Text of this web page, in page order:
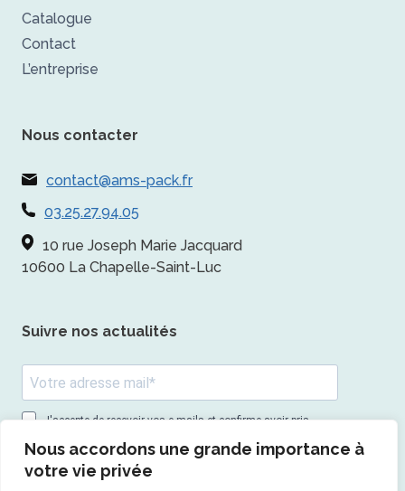
Nous accordons une grande importance à
votre vie privée
Catalogue
Contact
L’entreprise
Nous contacter
contact@ams-pack.fr
03.25.27.94.05
10 rue Joseph Marie Jacquard
10600 La Chapelle-Saint-Luc
Suivre nos actualités
J'accepte de recevoir vos e-mails et confirme avoir pris
mentions légales.
Vous pouvez vous désinscrire à tout moment en cliquant sur le